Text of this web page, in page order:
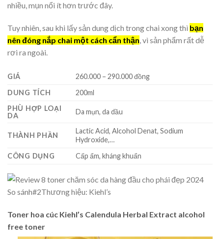
nhiều, mụn nổi ít hơn trước đây.
Tuy nhiên, sau khi lấy sản dung dịch trong chai xong thì bạn
nên đóng nắp chai một cách cẩn thận, vì sản phẩm rất dễ
rơi ra ngoài.
GIÁ
260.000 – 290.000 đồng
DUNG TÍCH
200ml
PHÙ HỢP LOẠI
DA
Da mụn, da dầu
THÀNH PHẦN
Lactic Acid, Alcohol Denat, Sodium
Hydroxide,…
CÔNG DỤNG
Cấp ẩm, kháng khuẩn
So sánh#2Thương hiệu: Kiehl’s
Toner hoa cúc Kiehl’s Calendula Herbal Extract alcohol
free toner